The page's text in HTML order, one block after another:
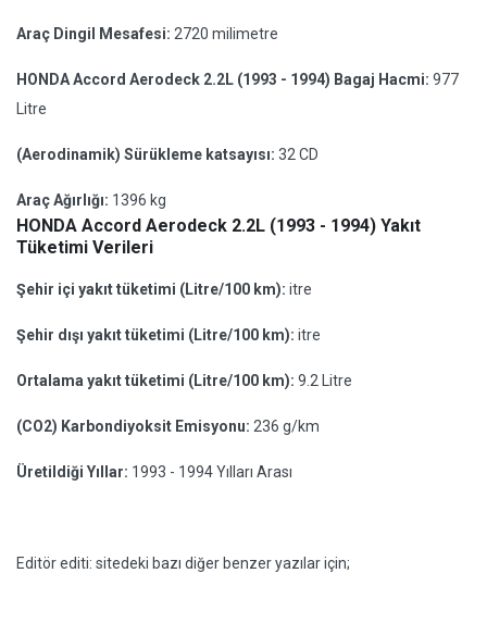
Araç Dingil Mesafesi: 2720 milimetre
HONDA Accord Aerodeck 2.2L (1993 - 1994) Bagaj Hacmi: 977
Litre
(Aerodinamik) Sürükleme katsayısı: 32 CD
Araç Ağırlığı: 1396 kg
HONDA Accord Aerodeck 2.2L (1993 - 1994) Yakıt
Tüketimi Verileri
Şehir içi yakıt tüketimi (Litre/100 km): itre
Şehir dışı yakıt tüketimi (Litre/100 km): itre
Ortalama yakıt tüketimi (Litre/100 km): 9.2 Litre
(CO2) Karbondiyoksit Emisyonu: 236 g/km
Üretildiği Yıllar: 1993 - 1994 Yılları Arası
Editör editi: sitedeki bazı diğer benzer yazılar için;